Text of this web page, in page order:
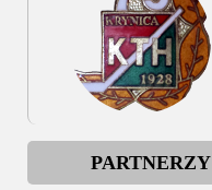
PARTNERZY